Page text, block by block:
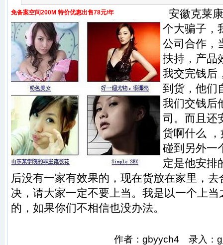
免备案空间200M 特价优惠出售78元/年
安徽克莱
个大骗子，
公司合作，
扶持，产品
我交完钱后
到货，他们
我们交钱后
司。而且还
货啊什么
碰到另外一
定是他安排
后没有一家有效果的，现在货放在家里，
决，请大家一定不要上当。我是以一个上
的，如果你们不相信也没办法。
作者：gbyych4 录入：